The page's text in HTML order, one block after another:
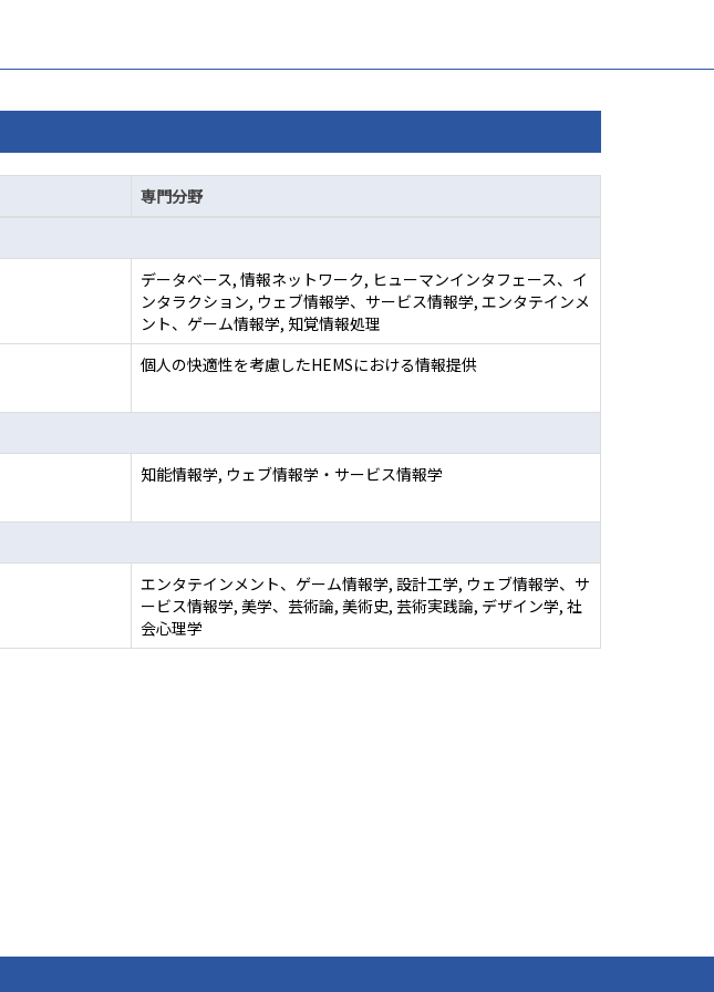
専門分野
データベース, 情報ネットワーク, ヒューマンインタフェース、イ
ンタラクション, ウェブ情報学、サービス情報学, エンタテインメ
ント、ゲーム情報学, 知覚情報処理
個人の快適性を考慮したHEMSにおける情報提供
知能情報学, ウェブ情報学・サービス情報学
エンタテインメント、ゲーム情報学, 設計工学, ウェブ情報学、サ
ービス情報学, 美学、芸術論, 美術史, 芸術実践論, デザイン学, 社
会心理学